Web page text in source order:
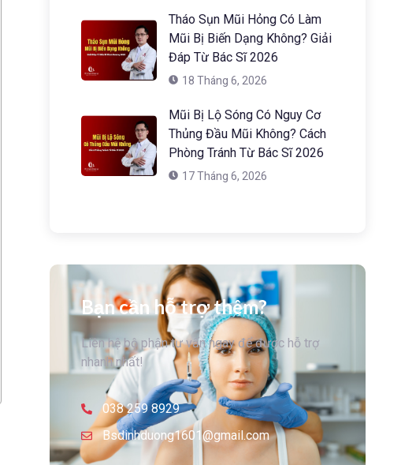
Tháo Sụn Mũi Hỏng Có Làm
Mũi Bị Biến Dạng Không? Giải
Đáp Từ Bác Sĩ 2026
18 Tháng 6, 2026
Mũi Bị Lộ Sóng Có Nguy Cơ
Thủng Đầu Mũi Không? Cách
Phòng Tránh Từ Bác Sĩ 2026
17 Tháng 6, 2026
Bạn cần hỗ trợ thêm?
Liên hệ bộ phận tư vấn ngay để được hỗ trợ
nhanh nhất!
038 259 8929
Bsdinhduong1601@gmail.com